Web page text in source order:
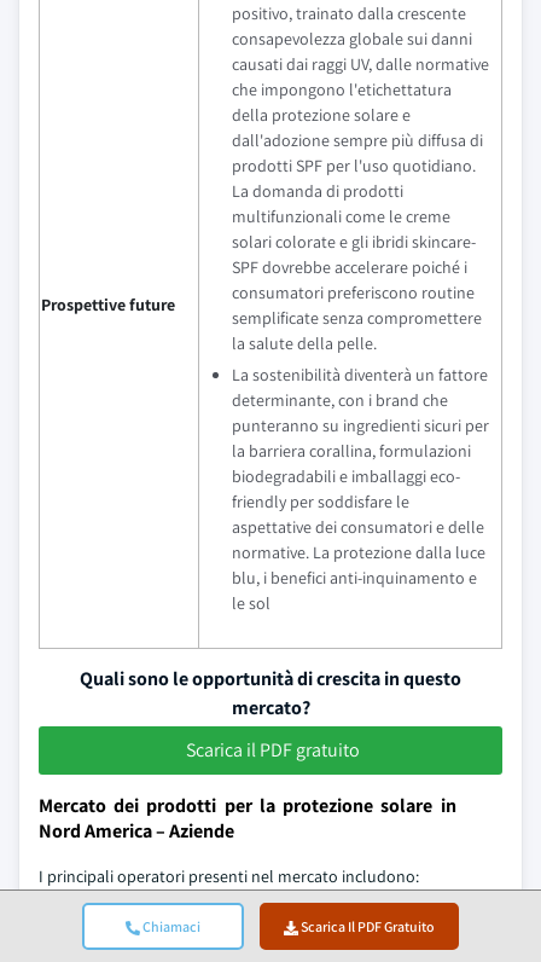
Chiamaci Scarica Il PDF Gratuito
Prospettive future
positivo, trainato dalla crescente
consapevolezza globale sui danni
causati dai raggi UV, dalle normative
che impongono l'etichettatura
della protezione solare e
dall'adozione sempre più diffusa di
prodotti SPF per l'uso quotidiano.
La domanda di prodotti
multifunzionali come le creme
solari colorate e gli ibridi skincare-
SPF dovrebbe accelerare poiché i
consumatori preferiscono routine
semplificate senza compromettere
la salute della pelle.
La sostenibilità diventerà un fattore
determinante, con i brand che
punteranno su ingredienti sicuri per
la barriera corallina, formulazioni
biodegradabili e imballaggi eco-
friendly per soddisfare le
aspettative dei consumatori e delle
normative. La protezione dalla luce
blu, i benefici anti-inquinamento e
le sol
Quali sono le opportunità di crescita in questo
mercato?
Scarica il PDF gratuito
Mercato dei prodotti per la protezione solare in
Nord America – Aziende
I principali operatori presenti nel mercato includono:
Player globali
Johnson & Johnson Consumer Health